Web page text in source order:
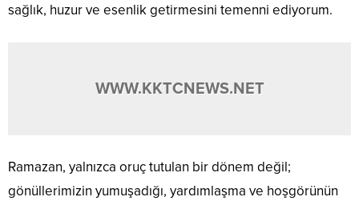
sağlık, huzur ve esenlik getirmesini temenni ediyorum.
WWW.KKTCNEWS.NET
Ramazan, yalnızca oruç tutulan bir dönem değil;
gönüllerimizin yumuşadığı, yardımlaşma ve hoşgörünün